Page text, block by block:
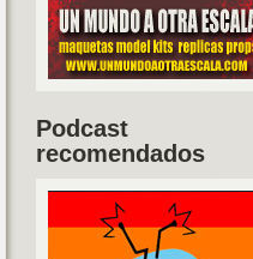
Podcast
recomendados